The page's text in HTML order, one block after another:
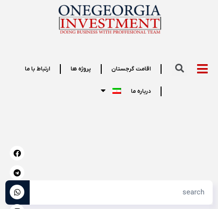
اقامت گرجستان پروژه ها ارتباط با ما
درباره ما